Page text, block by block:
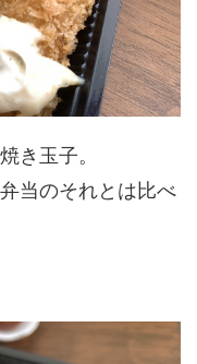
き玉子。
当のそれとは比べ